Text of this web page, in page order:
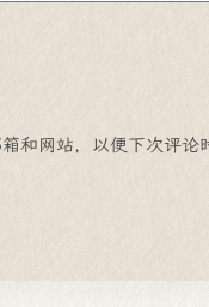
和网站，以便下次评论